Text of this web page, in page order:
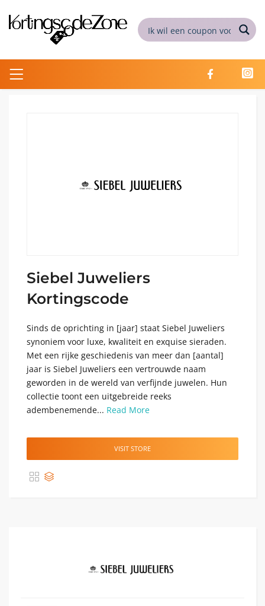
Siebel Juweliers
Kortingscode
Sinds de oprichting in [jaar] staat Siebel Juweliers
synoniem voor luxe, kwaliteit en exquise sieraden.
Met een rijke geschiedenis van meer dan [aantal]
jaar is Siebel Juweliers een vertrouwde naam
geworden in de wereld van verfijnde juwelen. Hun
collectie toont een uitgebreide reeks
adembenemende... Read More
VISIT STORE